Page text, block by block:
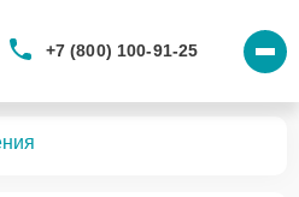
+7 (800) 100-91-25